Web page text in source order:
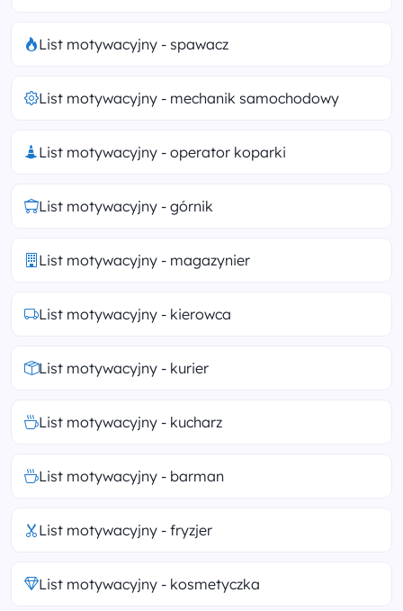
List motywacyjny - spawacz
List motywacyjny - mechanik samochodowy
List motywacyjny - operator koparki
List motywacyjny - górnik
List motywacyjny - magazynier
List motywacyjny - kierowca
List motywacyjny - kurier
List motywacyjny - kucharz
List motywacyjny - barman
List motywacyjny - fryzjer
List motywacyjny - kosmetyczka